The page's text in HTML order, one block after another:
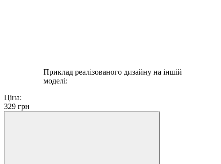
Приклад реалізованого дизайну на іншій
моделі:
Ціна:
329 грн